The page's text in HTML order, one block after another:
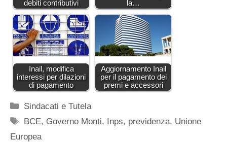
debiti contributivi la…
Inail, modifica
interessi per dilazioni
di pagamento
Aggiornamento Inail
per il pagamento dei
premi e accessori
Categorie
Sindacati e Tutela
Tag
BCE, Governo Monti, Inps, previdenza, Unione
Europea